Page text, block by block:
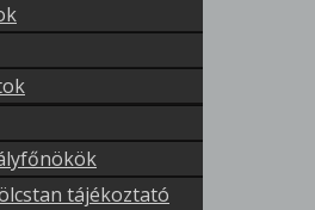
tájékoztató